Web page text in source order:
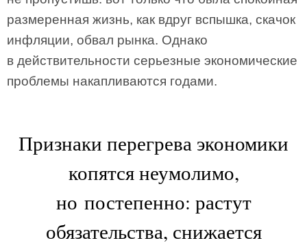
размеренная жизнь, как вдруг вспышка, скачок
инфляции, обвал рынка. Однако
в действительности серьезные экономические
проблемы накапливаются годами.
Признаки перегрева экономики
копятся неумолимо,
но постепенно: растут
обязательства, снижается